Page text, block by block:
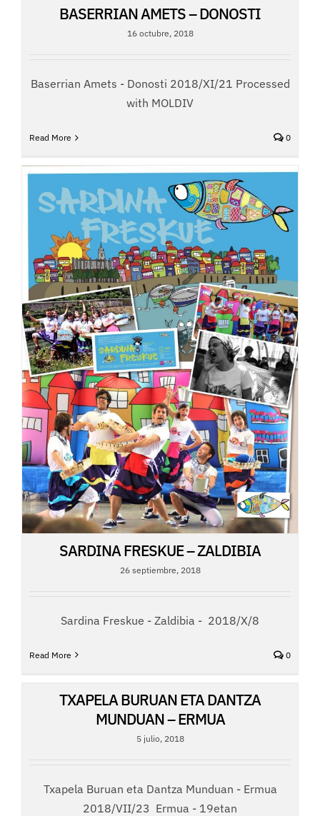
BASERRIAN AMETS – DONOSTI
16 octubre, 2018
Baserrian Amets - Donosti 2018/XI/21 Processed
with MOLDIV
Read More 0
SARDINA FRESKUE – ZALDIBIA
26 septiembre, 2018
Sardina Freskue - Zaldibia - 2018/X/8
Read More 0
TXAPELA BURUAN ETA DANTZA
MUNDUAN – ERMUA
5 julio, 2018
Txapela Buruan eta Dantza Munduan - Ermua
2018/VII/23 Ermua - 19etan